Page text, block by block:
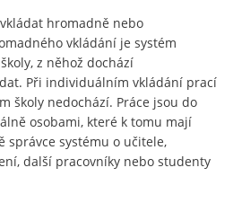
hromadně nebo
vkládání je systém
z něhož dochází
Při individuálním vkládání prací
školy nedochází. Práce jsou do
osobami, které k tomu mají
správce systému o učitele,
další pracovníky nebo studenty